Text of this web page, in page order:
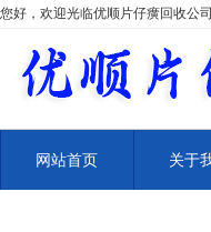
您好，欢迎光临优顺片仔癀回收公
网站首页 关于